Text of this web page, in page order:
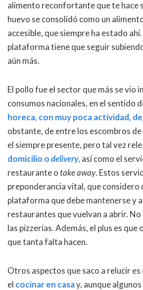
alimento reconfortante que te hace
huevo se consolidó como un
accesible, que siempre ha estado
plataforma tiene que seguir
aún más.
El pollo fue el sector que más se vio
consumos nacionales, en el sentido
horeca, con muy poca actividad,
obstante, de entre los escombros
el siempre presente, pero tal vez
domicilio odelivery, así como el
restaurante otake away. Estos
preponderancia vital, que considero
plataforma que debe mantenerse y
restaurantes que vuelvan a abrir. No
las pizzerías. Además, el plus es
que tanta falta hacen.
Otros aspectos que saco a relucir
el cocinar en casay, aunque